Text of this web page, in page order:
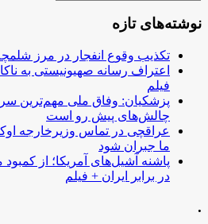
نوشته‌های تازه
تکذیب وقوع انفجار در مرز
اعتراف رسانه صهیونیستی به
فیلم
پزشکیان: وفاق ملی مهم‌ترین
چالش‌های پیش رو است
عراقچی در تماس وزیرخارجه
ما جبران شود
پاشنه آشیل‌های آمریکا؛ از
در برابر ایران + فیلم
.